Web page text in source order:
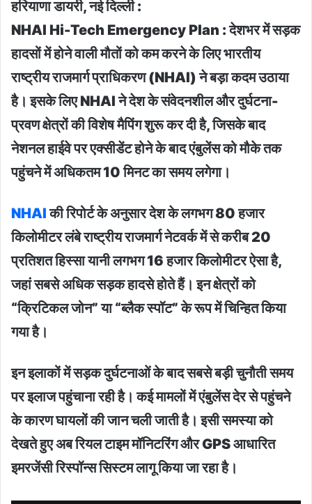
हरियाणा डायरी, नई दिल्ली :
NHAI Hi-Tech Emergency Plan : देशभर में सड़क
हादसों में होने वाली मौतों को कम करने के लिए भारतीय
राष्ट्रीय राजमार्ग प्राधिकरण (NHAI) ने बड़ा कदम उठाया
है। इसके लिए NHAI ने देश के संवेदनशील और दुर्घटना-
प्रवण क्षेत्रों की विशेष मैपिंग शुरू कर दी है, जिसके बाद
नेशनल हाईवे पर एक्सीडेंट होने के बाद एंबुलेंस को मौके तक
पहुंचने में अधिकतम 10 मिनट का समय लगेगा।
NHAIकी रिपोर्ट के अनुसार देश के लगभग 80 हजार
किलोमीटर लंबे राष्ट्रीय राजमार्ग नेटवर्क में से करीब 20
प्रतिशत हिस्सा यानी लगभग 16 हजार किलोमीटर ऐसा है,
जहां सबसे अधिक सड़क हादसे होते हैं। इन क्षेत्रों को
“क्रिटिकल जोन” या “ब्लैक स्पॉट” के रूप में चिन्हित किया
गया है।
इन इलाकों में सड़क दुर्घटनाओं के बाद सबसे बड़ी चुनौती समय
पर इलाज पहुंचाना रही है। कई मामलों में एंबुलेंस देर से पहुंचने
के कारण घायलों की जान चली जाती है। इसी समस्या को
देखते हुए अब रियल टाइम मॉनिटरिंग और GPS आधारित
इमरजेंसी रिस्पॉन्स सिस्टम लागू किया जा रहा है।